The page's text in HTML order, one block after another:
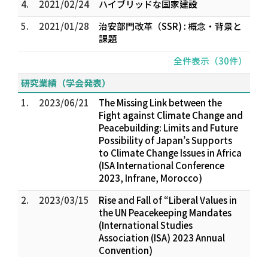
4.
2021/02/24
ハイブリッドな国家建設
5.
2021/01/28
治安部門改革（SSR) : 概念・背景と
課題
全件表示（30件）
研究業績（学会発表）
1.
2023/06/21
The Missing Link between the
Fight against Climate Change and
Peacebuilding: Limits and Future
Possibility of Japan’s Supports
to Climate Change Issues in Africa
(ISA International Conference
2023, Infrane, Morocco)
2.
2023/03/15
Rise and Fall of “Liberal Values in
the UN Peacekeeping Mandates
(International Studies
Association (ISA) 2023 Annual
Convention)